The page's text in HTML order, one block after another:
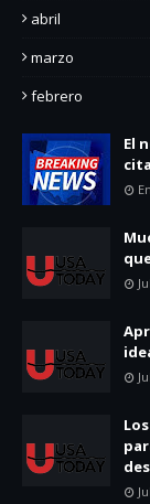
abril
marzo
febrero
El